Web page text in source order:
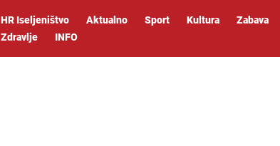
HR Iseljeništvo Aktualno Sport Kultura
Zabava
Zdravlje
INFO